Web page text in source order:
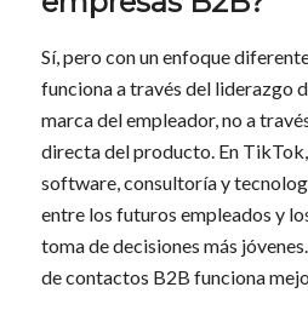
Sí, pero con un enfoque
funciona a través del liderazgo
marca del empleador, no a
directa del producto. En
software, consultoría y
entre los futuros empleados y
toma de decisiones más
de contactos B2B funciona